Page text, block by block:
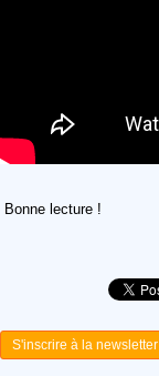
Bonne lecture !
S'inscrire à la newsletter